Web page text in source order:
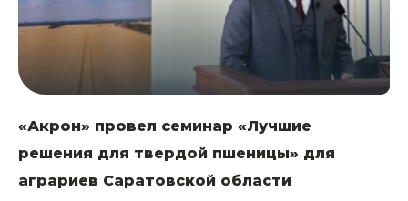
«Акрон» провел семинар «Лучшие
решения для твердой пшеницы» для
аграриев Саратовской области